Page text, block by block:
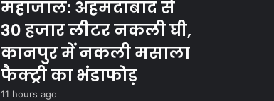
महाजाल: अहमदाबाद से
30 हजार लीटर नकली घी,
कानपुर में नकली मसाला
फैक्ट्री का भंडाफोड़
11 hours ago